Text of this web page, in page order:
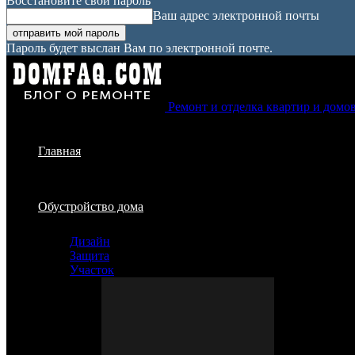
Ваш адрес электронной почты
Пароль будет выслан Вам по электронной почте.
Ремонт и отделка квартир и
Главная
Обустройство дома
Дизайн
Защита
Участок